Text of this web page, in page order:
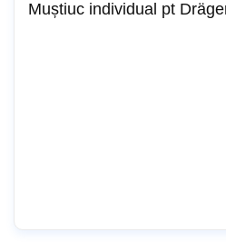
Muștiuc individual pt